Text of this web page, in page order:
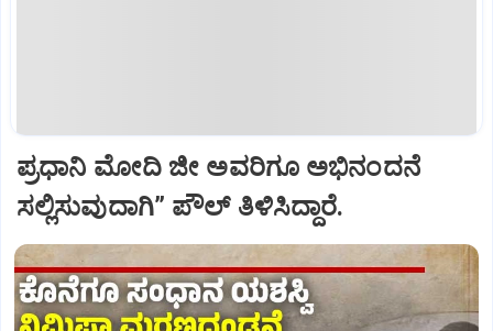
ಪ್ರಧಾನಿ ಮೋದಿ ಜೀ ಅವರಿಗೂ ಅಭಿನಂದನೆ
ಸಲ್ಲಿಸುವುದಾಗಿ” ಪೌಲ್‌ ತಿಳಿಸಿದ್ದಾರೆ.